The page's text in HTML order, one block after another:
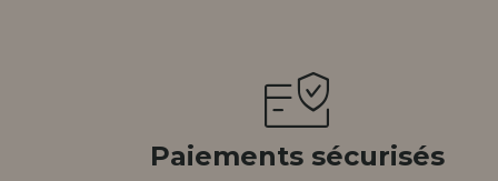
Paiements sécurisés